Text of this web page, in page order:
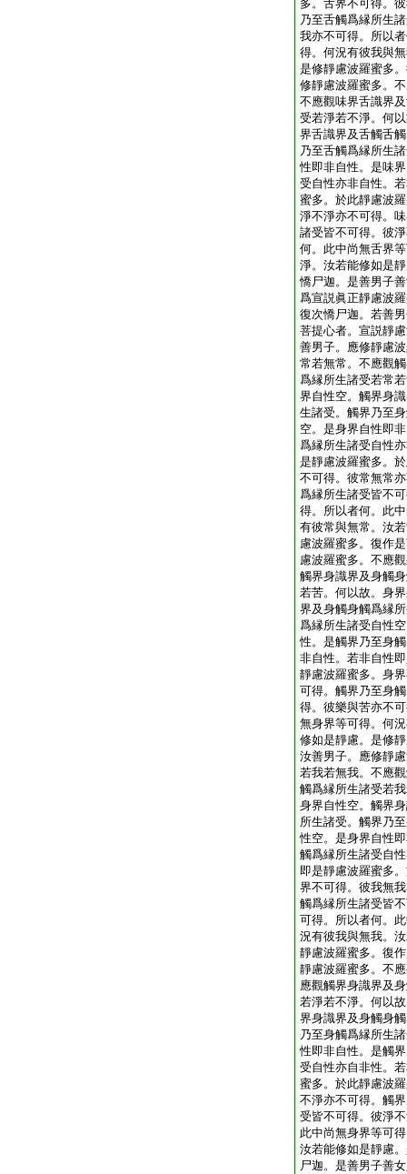
多。舌界不可得。
乃至舌觸爲縁所生
我亦不可得。所以
得。何況有彼我與
是修靜慮波羅蜜多
修靜慮波羅蜜多。
不應觀味界舌識界
受若淨若不淨。何
界舌識界及舌觸舌
乃至舌觸爲縁所生
性即非自性。是味
受自性亦非自性。
蜜多。於此靜慮波
淨不淨亦不可得。
諸受皆不可得。彼
何。此中尚無舌界
淨。汝若能修如是
憍尸迦。是善男子
爲宣説眞正靜慮波
復次憍尸迦。若善
菩提心者。宣説靜
善男子。應修靜慮
常若無常。不應觀
爲縁所生諸受若常
界自性空。觸界身
生諸受。觸界乃至
空。是身界自性即
爲縁所生諸受自性
是靜慮波羅蜜多。
不可得。彼常無常
爲縁所生諸受皆不
得。所以者何。此
有彼常與無常。汝
慮波羅蜜多。復作
慮波羅蜜多。不應
觸界身識界及身觸
若苦。何以故。身
界及身觸身觸爲縁
爲縁所生諸受自性
性。是觸界乃至身
非自性。若非自性
靜慮波羅蜜多。身
可得。觸界乃至身
得。彼樂與苦亦不
無身界等可得。何
修如是靜慮。是修
汝善男子。應修靜
若我若無我。不應
觸爲縁所生諸受若
身界自性空。觸界
所生諸受。觸界乃
性空。是身界自性
觸爲縁所生諸受自
即是靜慮波羅蜜多
界不可得。彼我無
觸爲縁所生諸受皆
可得。所以者何。
況有彼我與無我。
靜慮波羅蜜多。復
靜慮波羅蜜多。不
應觀觸界身識界及
若淨若不淨。何以
界身識界及身觸身
乃至身觸爲縁所生
性即非自性。是觸
受自性亦自非性。
蜜多。於此靜慮波
不淨亦不可得。觸
受皆不可得。彼淨
此中尚無身界等可
汝若能修如是靜慮
尸迦。是善男子善